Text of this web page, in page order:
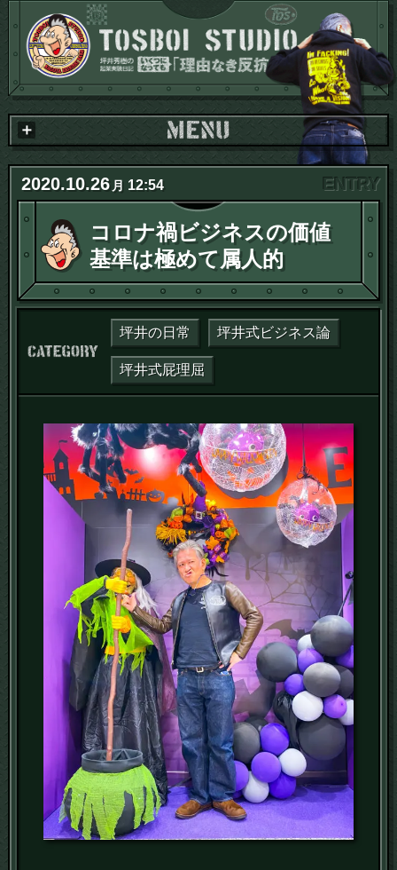
2020.10.26 月 12:54
コロナ禍ビジネスの価値
基準は極めて属人的
カテゴリー：
坪井の日常 坪井式ビジネス論
坪井式屁理屈